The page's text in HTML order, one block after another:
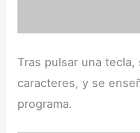
Tras pulsar una
caracteres, y se
programa.